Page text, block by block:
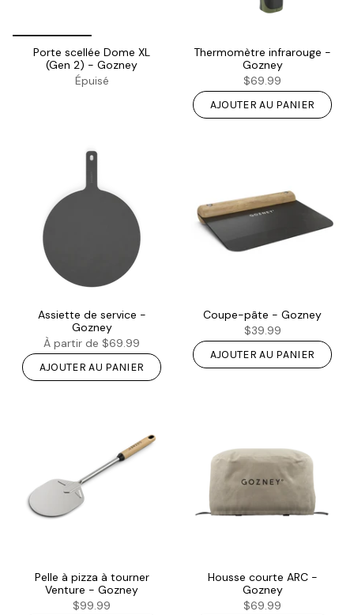
Porte scellée Dome XL
(Gen 2) - Gozney
Épuisé
Thermomètre infrarouge -
Gozney
$69.99
AJOUTER AU PANIER
Assiette de service -
Gozney
À partir de $69.99
AJOUTER AU PANIER
Coupe-pâte - Gozney
$39.99
AJOUTER AU PANIER
Pelle à pizza à tourner
Venture - Gozney
$99.99
Housse courte ARC -
Gozney
$69.99